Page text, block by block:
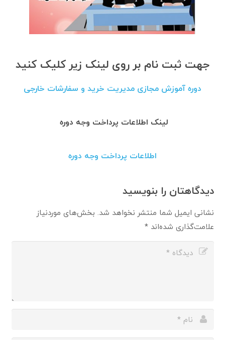
جهت ثبت نام بر روی لینک زیر کلیک کنید
دوره آموزش مجازی مدیریت خرید و سفارشات خارجی
لینک اطلاعات پرداخت وجه دوره
اطلاعات پرداخت وجه دوره
دیدگاهتان را بنویسید
نشانی ایمیل شما منتشر نخواهد شد. بخش‌های موردنیاز
علامت‌گذاری شده‌اند*